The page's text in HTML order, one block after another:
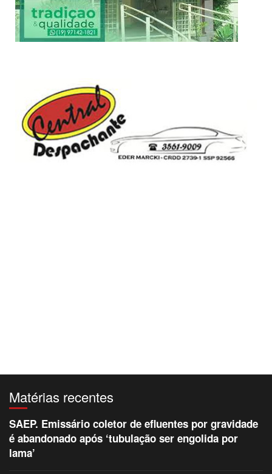
Matérias recentes
SAEP. Emissário coletor de efluentes por gravidade
é abandonado após ‘tubulação ser engolida por
lama’